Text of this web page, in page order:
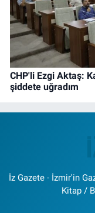
CHP'li Ezgi Aktaş:
şiddete uğradım
İz Gazete - İzmir'in
Kitap /